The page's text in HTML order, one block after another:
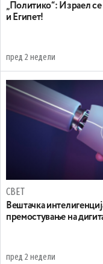
„Политико“: Израел се
и Египет!
пред 2 недели
СВЕТ
Вештачка
премостување на
пред 2 недели